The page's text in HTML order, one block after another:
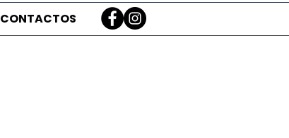
CONTACTOS